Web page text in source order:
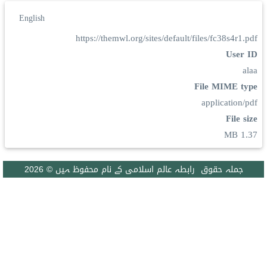
English
https://themwl.org/sites/default/files/fc38s4r1.pdf
User ID
alaa
File MIME type
application/pdf
File size
1.37 MB
جملہ حقوق رابطہ عالم اسلامی کے نام محفوظ ہیں © 2026